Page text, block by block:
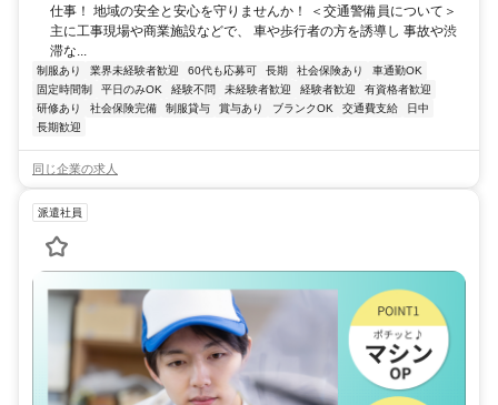
仕事！ 地域の安全と安心を守りませんか！ ＜交通警備員について＞
主に工事現場や商業施設などで、 車や歩行者の方を誘導し 事故や渋
滞な...
制服あり 業界未経験者歓迎 60代も応募可 長期 社会保険あり
車通勤OK
固定時間制
平日のみOK 経験不問 未経験者歓迎 経験者歓迎
有資格者歓迎
研修あり
社会保険完備 制服貸与 賞与あり ブランクOK 交通費支給
日中
長期歓迎
同じ企業の求人
派遣社員